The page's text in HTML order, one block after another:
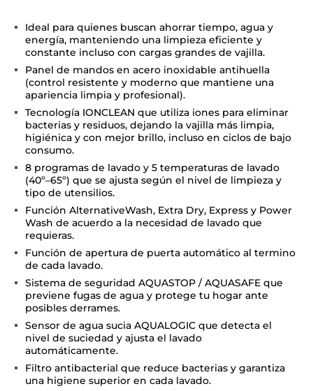
Ideal para quienes buscan ahorrar tiempo, agua y
energía, manteniendo una limpieza eficiente y
constante incluso con cargas grandes de vajilla.
Panel de mandos en acero inoxidable antihuella
(control resistente y moderno que mantiene una
apariencia limpia y profesional).
Tecnología IONCLEAN que utiliza iones para eliminar
bacterias y residuos, dejando la vajilla más limpia,
higiénica y con mejor brillo, incluso en ciclos de bajo
consumo.
8 programas de lavado y 5 temperaturas de lavado
(40º–65º) que se ajusta según el nivel de limpieza y
tipo de utensilios.
Función AlternativeWash, Extra Dry, Express y Power
Wash de acuerdo a la necesidad de lavado que
requieras.
Función de apertura de puerta automático al termino
de cada lavado.
Sistema de seguridad AQUASTOP / AQUASAFE que
previene fugas de agua y protege tu hogar ante
posibles derrames.
Sensor de agua sucia AQUALOGIC que detecta el
nivel de suciedad y ajusta el lavado
automáticamente.
Filtro antibacterial que reduce bacterias y garantiza
una higiene superior en cada lavado.